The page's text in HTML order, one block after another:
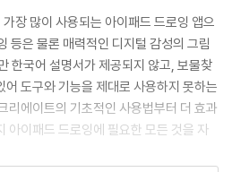
사용해 채색하기 / 클리핑 마스크 사용하
‘알파 채널 잠금’의 차이
/ 그리기 도움받기 기능으로 그리기 / 변
뒤틀기 / 텍스트 추가하기
보기
장 많이 사용되는 아이패드 드로잉 앱으
등은 물론 매력적인 디지털 감성의 그림
한국어 설명서가 제공되지 않고, 보물찾
도구와 기능을 제대로 사용하지 못하는
리에이트의 기초적인 사용법부터 더 효과
아이패드 드로잉에 필요한 모든 것을 자